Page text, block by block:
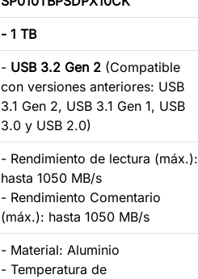
- 1 TB
- USB 3.2 Gen 2 (Compatible
con versiones anteriores: USB
3.1 Gen 2, USB 3.1 Gen 1, USB
3.0 y USB 2.0)
- Rendimiento de lectura (máx.):
hasta 1050 MB/s
- Rendimiento Comentario
(máx.): hasta 1050 MB/s
- Material: Aluminio
- Temperatura de